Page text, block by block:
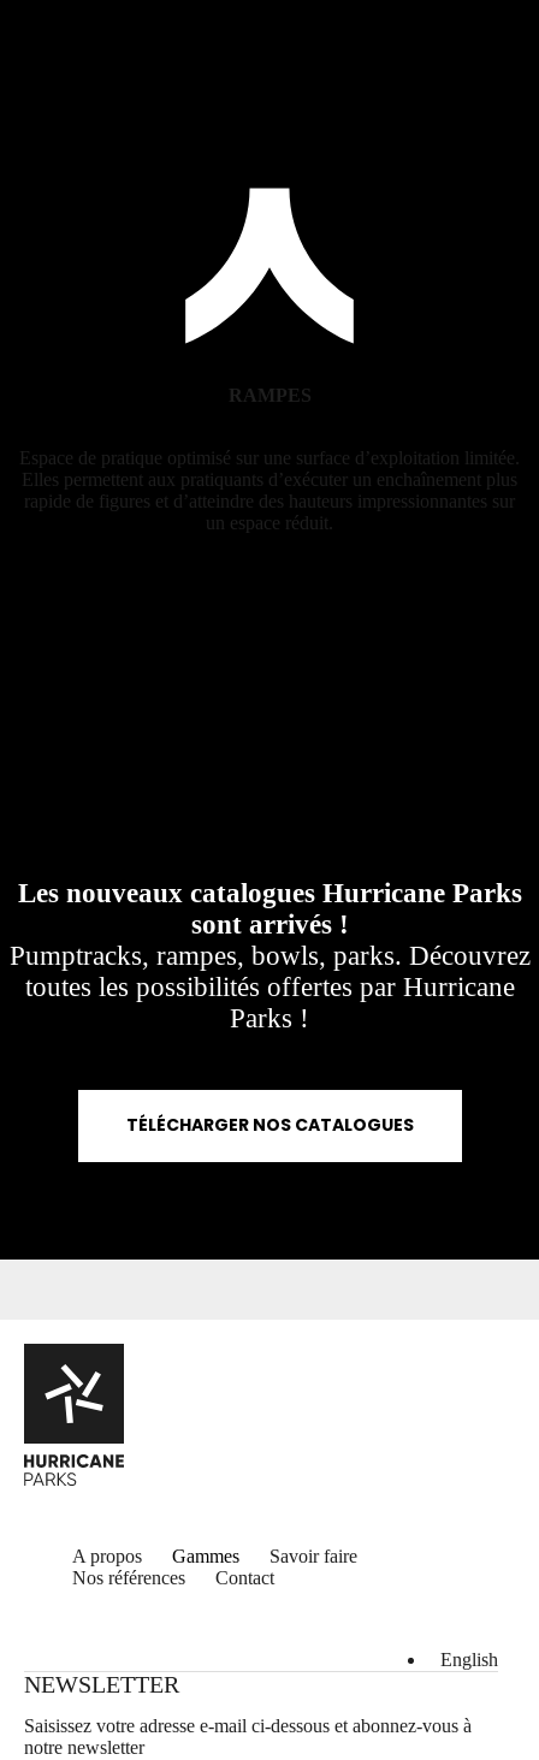
RAMPES
Espace de pratique optimisé sur une surface d’exploitation limitée.
Elles permettent aux pratiquants d’exécuter un enchaînement plus
rapide de figures et d’atteindre des hauteurs impressionnantes sur
un espace réduit.
Les nouveaux catalogues Hurricane Parks
sont arrivés !
Pumptracks, rampes, bowls, parks. Découvrez
toutes les possibilités offertes par Hurricane
Parks !
TÉLÉCHARGER NOS CATALOGUES
A propos Gammes
Savoir faire
Nos références
Contact
English
NEWSLETTER
Saisissez votre adresse e-mail ci-dessous et abonnez-vous à
notre newsletter